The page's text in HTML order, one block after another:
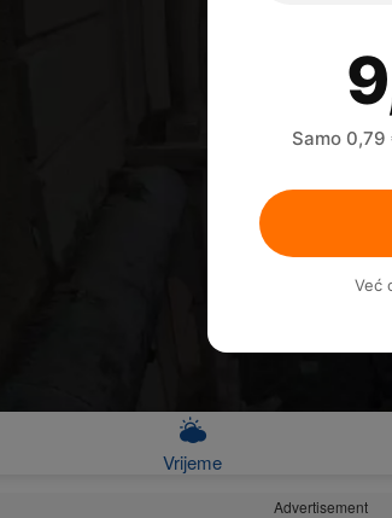
Vrijeme
Advertisement
Samo
Već